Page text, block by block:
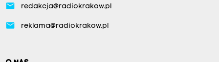
email redakcja@radiokrakow.pl
email reklama@radiokrakow.pl